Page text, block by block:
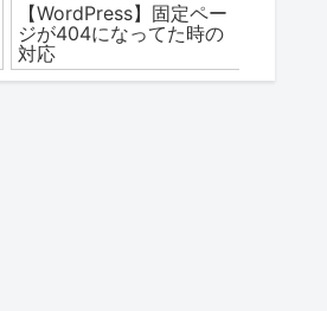
VirtualBoxでコピペがし
たい！Guest Additions
の代案=>共有フォルダ設
定